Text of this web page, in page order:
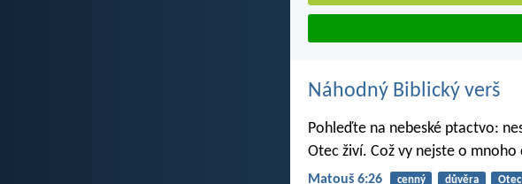
Náhodný Biblický verš
Pohleďte na nebeské ptactvo:
Otec živí. Což vy nejste o mnoho
Matouš 6:26 cenný důvěra Otec